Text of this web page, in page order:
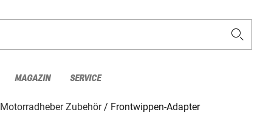
MAGAZIN SERVICE
Motorradheber Zubehör
Frontwippen-Adapter